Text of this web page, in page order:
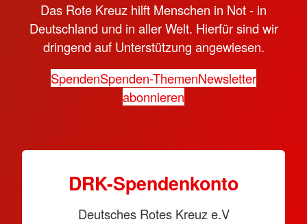
Das Rote Kreuz hilft Menschen in Not - in
Deutschland und in aller Welt. Hierfür sind wir
dringend auf Unterstützung angewiesen.
SpendenSpenden-ThemenNewsletter
abonnieren
DRK-Spendenkonto
Deutsches Rotes Kreuz e.V